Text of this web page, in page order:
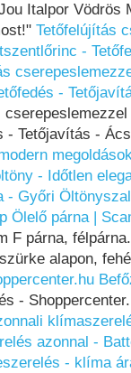
Italpor Vödrös
Tetőfelújítás
-
-
- Tetőjavítás -
- Időtlen
- Győri
Ölelő párna |
F párna,
alapon,
-
azonnal -
- klíma